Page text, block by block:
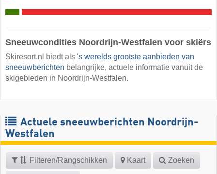
Sneeuwcondities Noordrijn-Westfalen voor skiërs
Skiresort.nl biedt als 's werelds grootste aanbieden van
sneeuwberichten belangrijke, actuele informatie vanuit de
skigebieden in Noordrijn-Westfalen.
Actuele sneeuwberichten Noordrijn-
Westfalen
Filteren/Rangschikken Kaart Zoeken